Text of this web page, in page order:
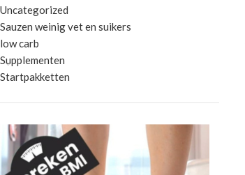
Uncategorized
Sauzen weinig vet en suikers
low carb
Supplementen
Startpakketten